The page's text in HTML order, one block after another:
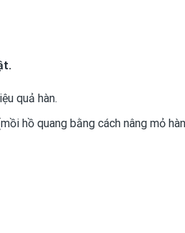
quả hàn.
hồ quang bằng cách nâng mỏ